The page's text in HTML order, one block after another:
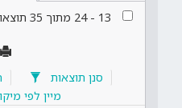
13
-
24 מתוך 35
סנן תוצאות
מיין לפי